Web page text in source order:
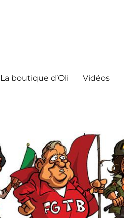
La boutique d’Oli Vidéos